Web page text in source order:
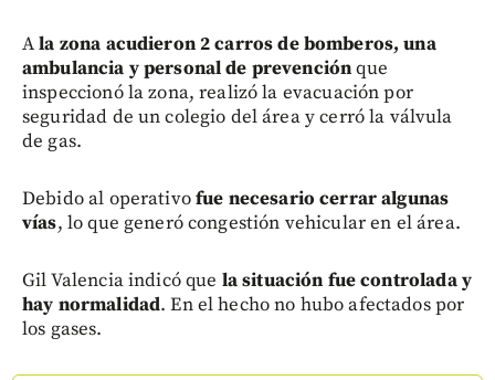
Ala zona acudieron 2 carros de bomberos, una
ambulancia y personal de prevenciónque
inspeccionó la zona, realizó la evacuación por
seguridad de un colegio del área y cerró la válvula
de gas.
Debido al operativofue necesario cerrar algunas
vías, lo que generó congestión vehicular en el área.
Gil Valencia indicó que la situación fue controlada y
hay normalidad. En el hecho no hubo afectados por
los gases.